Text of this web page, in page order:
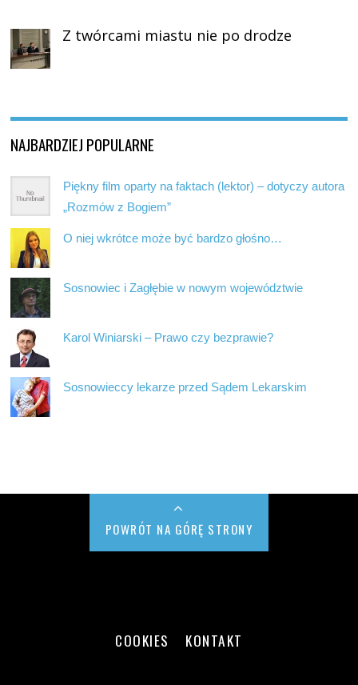
Z twórcami miastu nie po drodze
NAJBARDZIEJ POPULARNE
Piękny film oparty na faktach (lektor) – dotyczy autora
„Rozmów z Bogiem”
O niej wkrótce może być bardzo głośno…
Sosnowiec i Zagłębie w nowym województwie
Karol Winiarski – Prawo czy bezprawie?
Sosnowieccy lekarze przed Sądem Lekarskim
POWRÓT NA GÓRĘ STRONY
COOKIES KONTAKT